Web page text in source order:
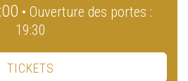
• Ouverture des portes :
19:30
TICKETS